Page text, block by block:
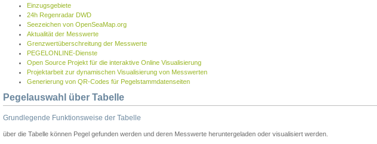
Einzugsgebiete
24h Regenradar DWD
Seezeichen von OpenSeaMap.org
Aktualität der Messwerte
Grenzwertüberschreitung der Messwerte
PEGELONLINE-Dienste
Open Source Projekt für die interaktive Online Visualisierung
Projektarbeit zur dynamischen Visualisierung von Messwerten
Generierung von QR-Codes für Pegelstammdatenseiten
Pegelauswahl über Tabelle
Grundlegende Funktionsweise der Tabelle
über die Tabelle können Pegel gefunden werden und deren Messwerte heruntergeladen oder visualisiert werden.